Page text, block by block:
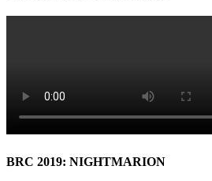
BRC 2019: NIGHTMARION